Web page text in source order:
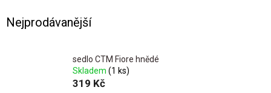
Nejprodávanější
sedlo CTM Fiore hnědé
Skladem (1 ks)
319 Kč